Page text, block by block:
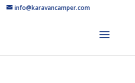
info@karavancamper.com